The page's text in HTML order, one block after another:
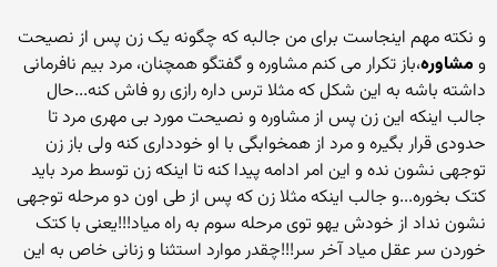
و نکته مهم اینجاست برای من جالبه که چگونه یک زن پس از نصیحت
و مشاوره،باز تکرار می کنم مشاوره و گفتگو همچنان، مرد بیم نافرمانی
داشته باشه به این شکل که مثلا ترس داره رازی رو فاش کنه...حال
جالب اینکه این زن پس از مشاوره و نصیحت مورد بی مهری مرد تا
حدودی قرار بگیره و مرد از همخوابگی با او خودداری کنه ولی باز زن
توجهی نشون نده و این امر ادامه پیدا کنه تا اینکه زن توسط مرد باید
کتک بخوره...و جالب اینکه مثلا زن که پس از طی اون دو مرحله توجهی
نشون نداد از خودش یهو توی مرحله سوم به راه میاد!!!یعنی با کتک
خوردن سر عقل میاد آخر سر!!!چقدر موارد استثنا و زنانی خاص به این